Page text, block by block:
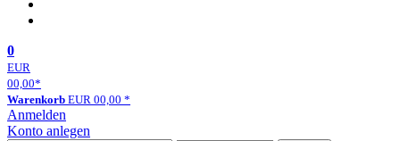
0
EUR
00,00*
Warenkorb EUR 00,00 *
Anmelden
Konto anlegen